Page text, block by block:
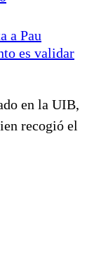
a Pau
es validar
en la UIB,
recogió el